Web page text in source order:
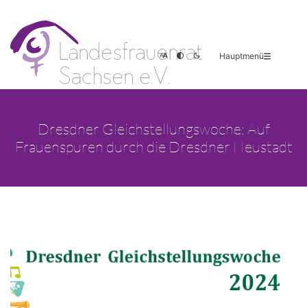
Hauptmenü
Dresdner Gleichstellungswoche: Auf
Frauenspuren durch die Dresdner Neustadt